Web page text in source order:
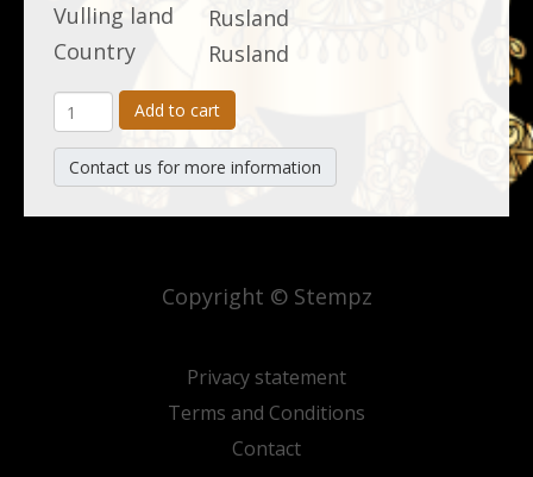
Vulling land
Rusland
Country
Rusland
Add to cart
Contact us for more information
Privacy statement
Terms and Conditions
Contact
Copyright © Stempz